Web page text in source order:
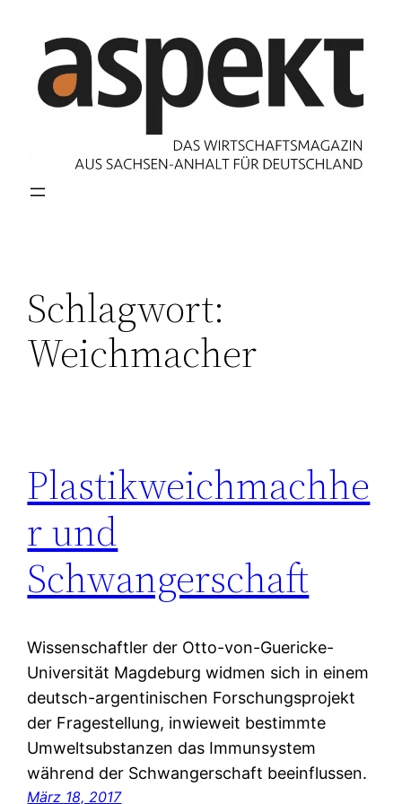
Inhalt
springen
Schlagwort:
Weichmacher
Plastikweichmachhe
r und
Schwangerschaft
Wissenschaftler der Otto-von-Guericke-
Universität Magdeburg widmen sich in einem
deutsch-argentinischen Forschungsprojekt
der Fragestellung, inwieweit bestimmte
Umweltsubstanzen das Immunsystem
während der Schwangerschaft beeinflussen.
März 18, 2017